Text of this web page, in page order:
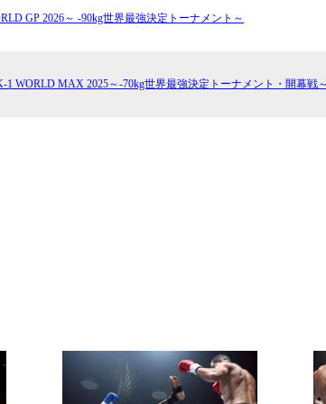
GP 2026～ -90kg世界最強決定トーナメント～
1 WORLD MAX 2025～-70kg世界最強決定トーナメント・開幕戦